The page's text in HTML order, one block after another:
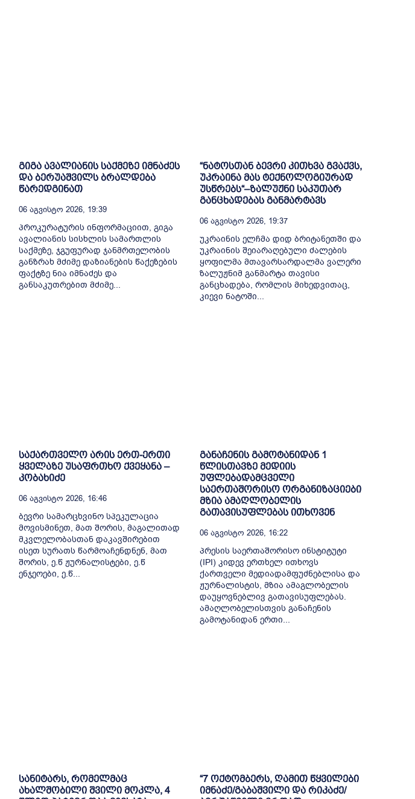
გიგა ავალიანის საქმეზე იმნაძეს
და ბერუაშვილს ბრალდება
წარედგინათ
06 Აგვისტო 2026, 19:39
პროკურატურის ინფორმაციით, გიგა
ავალიანის სისხლის სამართლის
საქმეზე, ჯგუფურად ჯანმრთელობის
განზრახ მძიმე დაზიანების წაქეზების
ფაქტზე ნია იმნაძეს და
განსაკუთრებით მძიმე...
“ნატოსთან ბევრი კითხვა გვაქვს,
უკრაინა მას ტექნოლოგიურად
უსწრებს“–ზალუჟნი საკუთარ
განცხადებას განმარტავს
06 Აგვისტო 2026, 19:37
უკრაინის ელჩმა დიდ ბრიტანეთში და
უკრაინის შეიარაღებული ძალების
ყოფილმა მთავარსარდალმა ვალერი
ზალუჟნიმ განმარტა თავისი
განცხადება, რომლის მიხედვითაც,
კიევი ნატოში...
საქართველო არის ერთ-ერთი
ყველაზე უსაფრთხო ქვეყანა –
კობახიძე
06 Აგვისტო 2026, 16:46
ბევრი სამარცხვინო სპეკულაცია
მოვისმინეთ, მათ შორის, მაგალითად
მკვლელობასთან დაკავშირებით
ისეთ სურათს წარმოაჩენდნენ, მათ
შორის, ე.წ ჟურნალისტები, ე.წ
ენჯეოები, ე.წ...
განაჩენის გამოტანიდან 1
წლისთავზე მედიის
უფლებადამცველი
საერთაშორისო ორგანიზაციები
მზია ამაღლობელის
გათავისუფლებას ითხოვენ
06 Აგვისტო 2026, 16:22
პრესის საერთაშორისო ინსტიტუტი
(IPI) კიდევ ერთხელ ითხოვს
ქართველი მედიადამფუძნებლისა და
ჟურნალისტის, მზია ამაგლობელის
დაუყოვნებლივ გათავისუფლებას.
ამაღლობელისთვის განაჩენის
გამოტანიდან ერთი...
სანიტარს, რომელმაც
ახალშობილი შვილი მოკლა, 4
“7 ოქტომბერს, ღამით წყვილები
იმნაძე/გაბაშვილი და რიკაძე/